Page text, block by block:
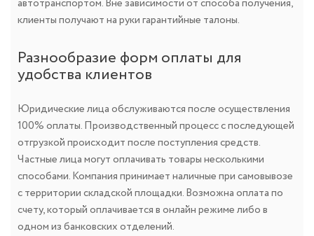
автотранспортом. Вне зависимости от способа получения,
клиенты получают на руки гарантийные талоны.
Разнообразие форм оплаты для
удобства клиентов
Юридические лица обслуживаются после осуществления
100% оплаты. Производственный процесс с последующей
отгрузкой происходит после поступления средств.
Частные лица могут оплачивать товары несколькими
способами. Компания принимает наличные при самовывозе
с территории складской площадки. Возможна оплата по
счету, который оплачивается в онлайн режиме либо в
одном из банковских отделений.